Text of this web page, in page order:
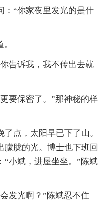
：“你家夜里发光的是什
告诉我，我不传出去就
要保密了。”那神秘的样
点，太阳早已下了山。
朦胧的光。博士也下班回
“小斌，进屋坐坐。”陈斌
发光啊？”陈斌忍不住